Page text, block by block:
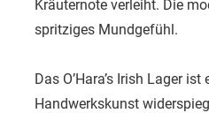
Kräuternote verleiht. Die
spritziges Mundgefühl.
Das O’Hara’s Irish Lager
Handwerkskunst